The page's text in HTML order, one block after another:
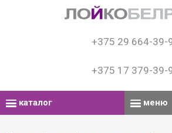
+375 29 664-39-
+375 17 379-39-
каталог меню